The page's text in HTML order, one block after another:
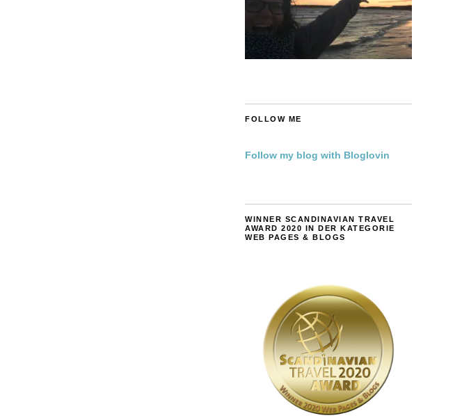
FOLLOW ME
Follow my blog with Bloglovin
WINNER SCANDINAVIAN TRAVEL
AWARD 2020 IN DER KATEGORIE
WEB PAGES & BLOGS